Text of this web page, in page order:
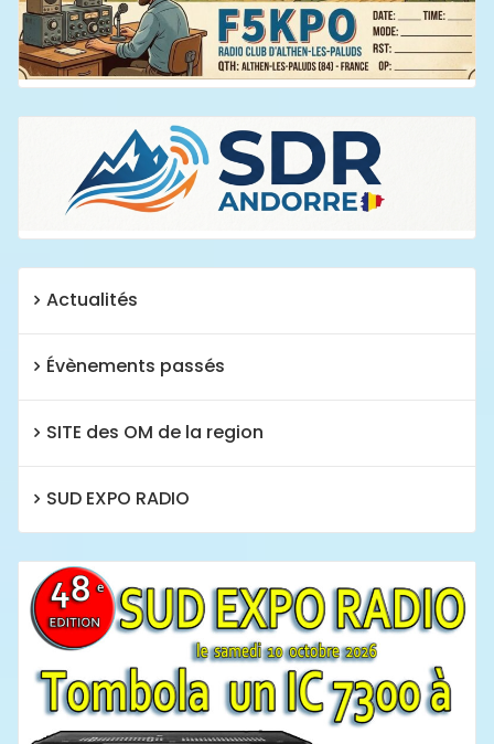
Actualités
Évènements passés
SITE des OM de la region
SUD EXPO RADIO